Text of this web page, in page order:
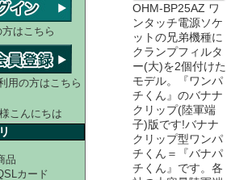
はこちら
用の方はこちら
こんにちは
品
カード
OHM-BP25AZ ワ
ンタッチ電源ソケ
ットの兄弟機種に
クランプフィルタ
ー(大)を2個付けた
モデル。『ワンパ
チくん』のバナナ
クリップ(陸軍端
子)版です!バナナ
クリップ型ワンパ
チくん＝『バナパ
チくん』です。各